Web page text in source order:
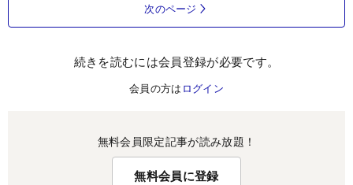
次のページ
続きを読むには会員登録が必要です。
会員の方は ログイン
無料会員限定記事が読み放題！
無料会員に登録